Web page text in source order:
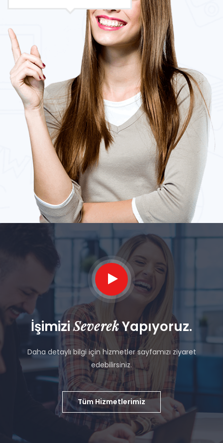
İşimiziSeverekYapıyoruz.
Daha detaylı bilgi için hizmetler sayfamızı ziyaret
edebilirsiniz.
Tüm Hizmetlerimiz